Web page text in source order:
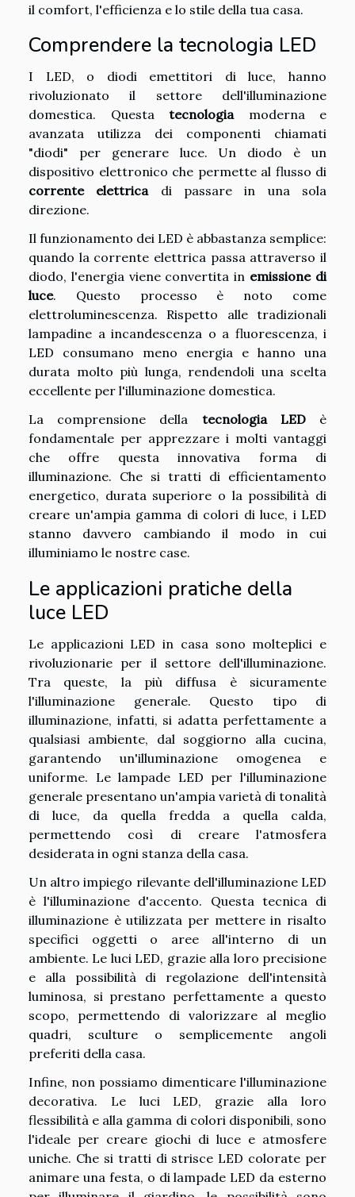
il comfort, l'efficienza e lo stile della tua casa.
Comprendere la tecnologia LED
I LED, o diodi emettitori di luce, hanno
rivoluzionato il settore dell'illuminazione
domestica. Questa tecnologiamoderna e
avanzata utilizza dei componenti chiamati
"diodi" per generare luce. Un diodo è un
dispositivo elettronico che permette al flusso di
corrente elettricadi passare in una sola
direzione.
Il funzionamento dei LED è abbastanza semplice:
quando la corrente elettrica passa attraverso il
diodo, l'energia viene convertita in emissione di
luce. Questo processo è noto come
elettroluminescenza. Rispetto alle tradizionali
lampadine a incandescenza o a fluorescenza, i
LED consumano meno energia e hanno una
durata molto più lunga, rendendoli una scelta
eccellente per l'illuminazione domestica.
La comprensione della tecnologia LEDè
fondamentale per apprezzare i molti vantaggi
che offre questa innovativa forma di
illuminazione. Che si tratti di efficientamento
energetico, durata superiore o la possibilità di
creare un'ampia gamma di colori di luce, i LED
stanno davvero cambiando il modo in cui
illuminiamo le nostre case.
Le applicazioni pratiche della
luce LED
Le applicazioni LED in casa sono molteplici e
rivoluzionarie per il settore dell'illuminazione.
Tra queste, la più diffusa è sicuramente
l'illuminazione generale. Questo tipo di
illuminazione, infatti, si adatta perfettamente a
qualsiasi ambiente, dal soggiorno alla cucina,
garantendo un'illuminazione omogenea e
uniforme. Le lampade LED per l'illuminazione
generale presentano un'ampia varietà di tonalità
di luce, da quella fredda a quella calda,
permettendo così di creare l'atmosfera
desiderata in ogni stanza della casa.
Un altro impiego rilevante dell'illuminazione LED
è l'illuminazione d'accento. Questa tecnica di
illuminazione è utilizzata per mettere in risalto
specifici oggetti o aree all'interno di un
ambiente. Le luci LED, grazie alla loro precisione
e alla possibilità di regolazione dell'intensità
luminosa, si prestano perfettamente a questo
scopo, permettendo di valorizzare al meglio
quadri, sculture o semplicemente angoli
preferiti della casa.
Infine, non possiamo dimenticare l'illuminazione
decorativa. Le luci LED, grazie alla loro
flessibilità e alla gamma di colori disponibili, sono
l'ideale per creare giochi di luce e atmosfere
uniche. Che si tratti di strisce LED colorate per
animare una festa, o di lampade LED da esterno